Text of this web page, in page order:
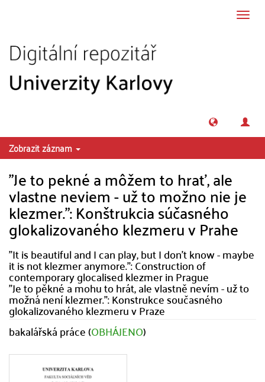
Zobrazit záznam
"Je to pekné a môžem to hrať, ale
vlastne neviem - už to možno nie je
klezmer.": Konštrukcia súčasného
glokalizovaného klezmeru v Prahe
"It is beautiful and I can play, but I don't know - maybe
it is not klezmer anymore.": Construction of
contemporary glocalised klezmer in Prague
"Je to pěkné a mohu to hrát, ale vlastně nevím - už to
možná není klezmer.": Konstrukce současného
glokalizovaného klezmeru v Praze
bakalářská práce (OBHÁJENO)